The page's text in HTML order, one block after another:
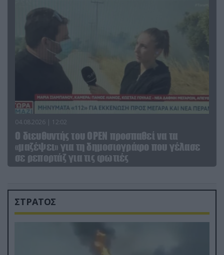
04.08.2026 | 12:02
O διευθυντής του OPEN προσπαθεί να τα
«μαζέψει» για τη δημοσιογράφο που γέλασε
σε ρεπορτάζ για τις φωτιές
ΣΤΡΑΤΟΣ